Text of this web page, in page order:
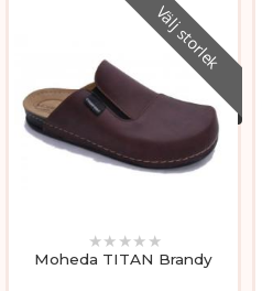
Välj storlek
Moheda TITAN Brandy
★★ ★★ ★